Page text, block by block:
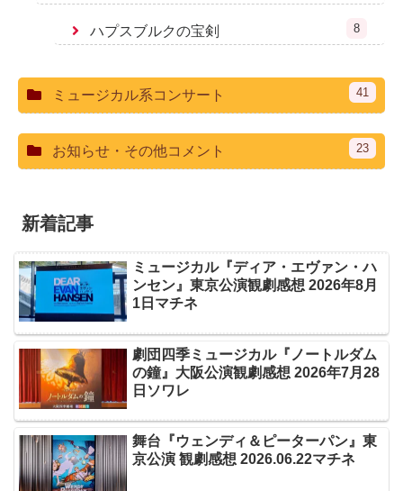
ハプスブルクの宝剣 8
ミュージカル系コンサート 41
お知らせ・その他コメント 23
新着記事
ミュージカル『ディア・エヴァン・ハ
ンセン』東京公演観劇感想 2026年8月
1日マチネ
劇団四季ミュージカル『ノートルダム
の鐘』大阪公演観劇感想 2026年7月28
日ソワレ
舞台『ウェンディ＆ピーターパン』東
京公演 観劇感想 2026.06.22マチネ